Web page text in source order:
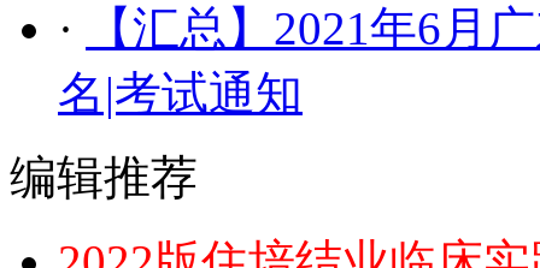
·
【汇总】2021年6月
名|考试通知
编辑推荐